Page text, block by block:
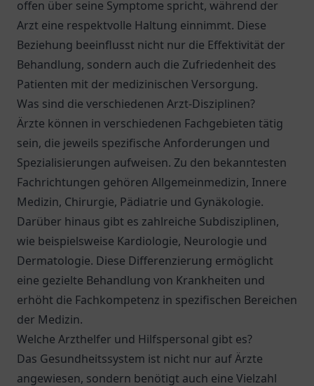
offen über seine Symptome spricht, während der
Arzt eine respektvolle Haltung einnimmt. Diese
Beziehung beeinflusst nicht nur die Effektivität der
Behandlung, sondern auch die Zufriedenheit des
Patienten mit der medizinischen Versorgung.
Was sind die verschiedenen Arzt-Disziplinen?
Ärzte können in verschiedenen Fachgebieten tätig
sein, die jeweils spezifische Anforderungen und
Spezialisierungen aufweisen. Zu den bekanntesten
Fachrichtungen gehören Allgemeinmedizin, Innere
Medizin, Chirurgie, Pädiatrie und Gynäkologie.
Darüber hinaus gibt es zahlreiche Subdisziplinen,
wie beispielsweise Kardiologie, Neurologie und
Dermatologie. Diese Differenzierung ermöglicht
eine gezielte Behandlung von Krankheiten und
erhöht die Fachkompetenz in spezifischen Bereichen
der Medizin.
Welche Arzthelfer und Hilfspersonal gibt es?
Das Gesundheitssystem ist nicht nur auf Ärzte
angewiesen, sondern benötigt auch eine Vielzahl